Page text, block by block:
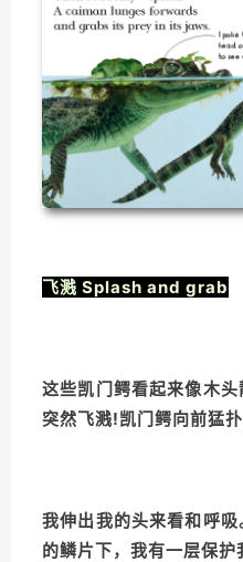
飞溅 Splash and grab
这些凯门鳄看起来像木
突然飞溅!凯门鳄向前猛
我伸出我的头来看和呼
的鳞片下，我有一层保护